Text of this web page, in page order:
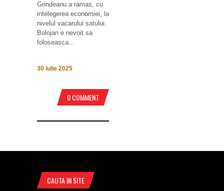
Grindeanu a ramas, cu
intelegerea economiei, la
nivelul vacarului satului.
Bolojan e nevoit sa
foloseasca...
30 iulie 2025
0 COMMENT
CAUTA IN SITE